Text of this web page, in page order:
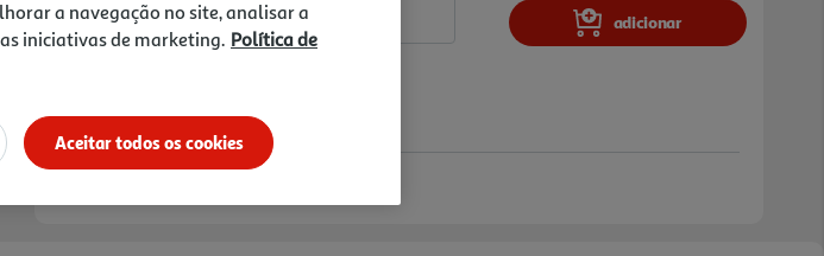
adicionar
a navegação no site, analisar a
iniciativas de marketing. Política de
Aceitar todos os cookies